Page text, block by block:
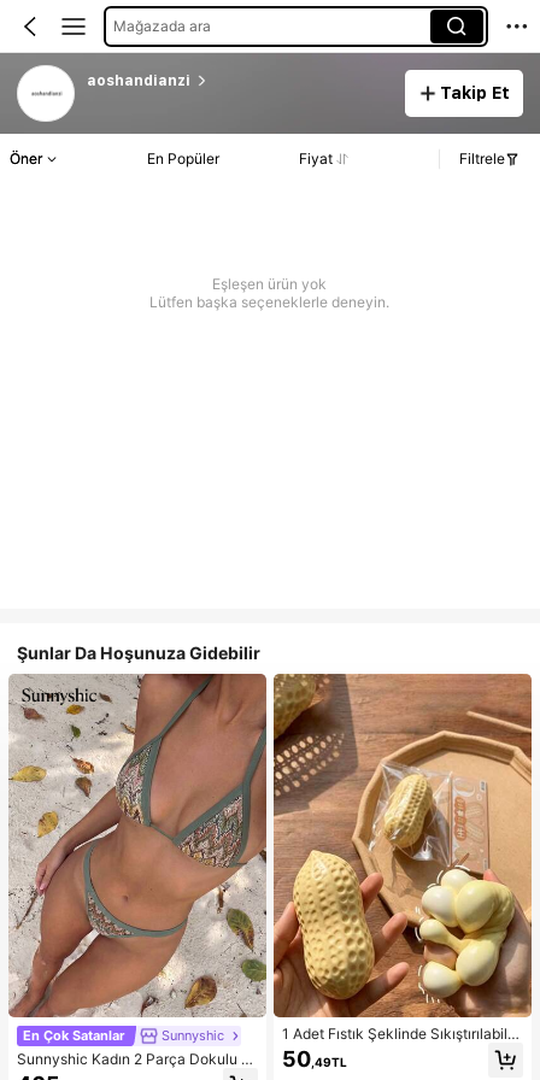
Mağazada ara
aoshandianzi
Takip Et
Öner En Popüler Fiyat Filtrele
Eşleşen ürün yok
Lütfen başka seçeneklerle deneyin.
Şunlar Da Hoşunuza Gidebilir
En Çok Satanlar Sunnyshic
Sunnyshic Kadın 2 Parça Dokulu Ör
gü Bikini Seti, Çok Renkli Dekolteli
1 Adet Fıstık Şeklinde Sıkıştırılabilir
Stres Oyuncağı, Ofis Rahatlaması v
e Parti Etkileşimi İçin Uygun, Doğu
50 ,49TL